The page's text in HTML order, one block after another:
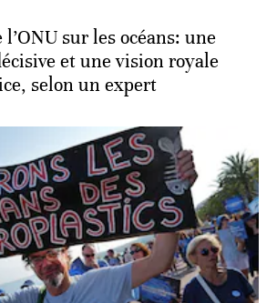
l’ONU sur les océans: une
et une vision royale
selon un expert